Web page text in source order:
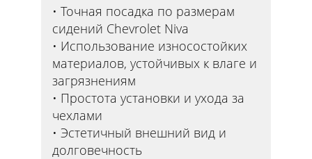
Точная посадка по размерам
сидений Chevrolet Niva
Использование износостойких
материалов, устойчивых к влаге и
загрязнениям
Простота установки и ухода за
чехлами
Эстетичный внешний вид и
долговечность